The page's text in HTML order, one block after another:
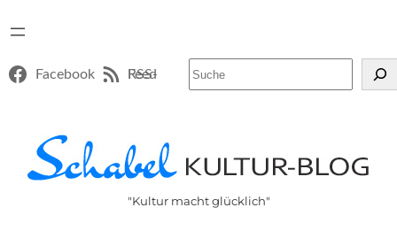
Facebook RSS-Feed
"Kultur macht glücklich"